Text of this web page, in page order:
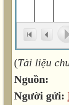
(Tài liệu
Nguồn:
Người gửi: